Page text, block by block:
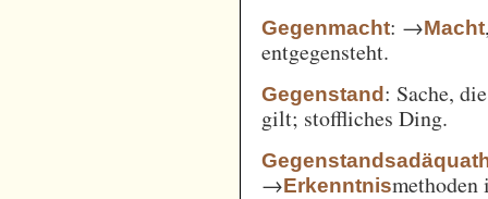
Gegenmacht: →Macht
entgegensteht.
Gegenstand: Sache,
gilt; stoffliches Ding.
→Erkenntnismethoden